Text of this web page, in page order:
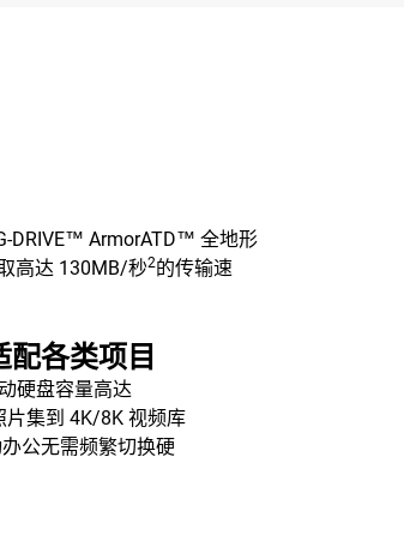
DRIVE™ ArmorATD™ 全地形
高达 130MB/秒2的传输速
各类项目
硬盘容量高达
片集到 4K/8K 视频库
公无需频繁切换硬